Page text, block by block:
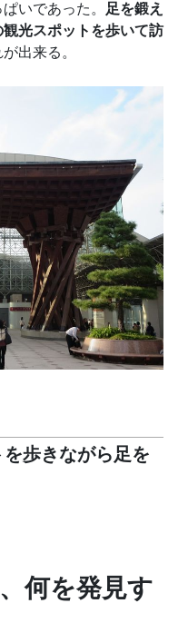
いであった。 足を鍛え
光スポットを歩いて訪
出来る。
歩きながら足を
何を発見す